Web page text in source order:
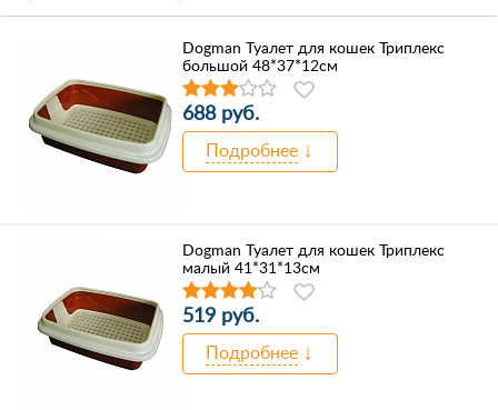
Dogman Туалет для кошек Триплекс
большой 48*37*12см
688 руб.
Подробнее
Dogman Туалет для кошек Триплекс
малый 41*31*13см
519 руб.
Подробнее